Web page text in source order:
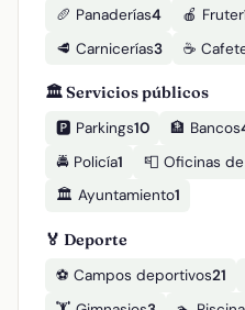
🥖 Panaderías4 🍎
🥩 Carnicerías3 ☕
🏛️ Servicios públicos
🅿️ Parkings10 🏦 Bancos
🚔 Policía1 📮 Oficinas
🏛️ Ayuntamiento1
🏅 Deporte
⚽ Campos deportivos21